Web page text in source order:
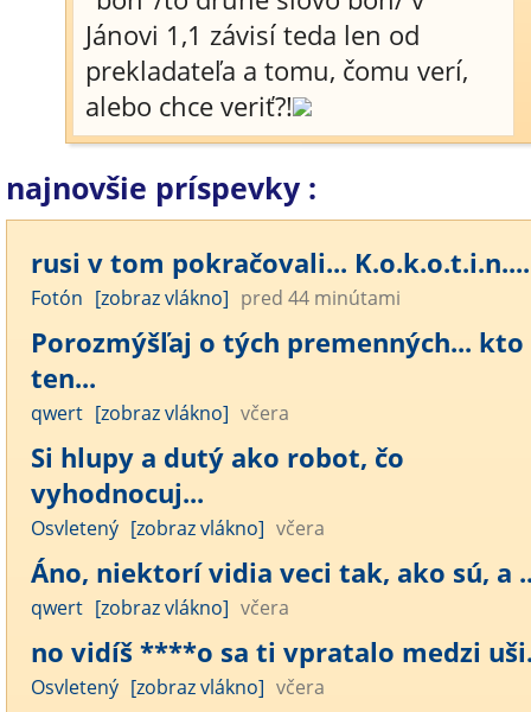
Jánovi 1,1 závisí teda len od
prekladateľa a tomu, čomu verí,
alebo chce veriť?!
najnovšie príspevky :
rusi v tom pokračovali... K.o.k.o.t.i.n....
Fotón [zobraz vlákno] pred 44 minútami
Porozmýšľaj o tých premenných... kto
ten...
qwert [zobraz vlákno] včera
Si hlupy a dutý ako robot, čo
vyhodnocuj...
Osvletený [zobraz vlákno] včera
Áno, niektorí vidia veci tak, ako sú, a
qwert [zobraz vlákno] včera
no vidíš ****o sa ti vpratalo medzi
Osvletený [zobraz vlákno] včera